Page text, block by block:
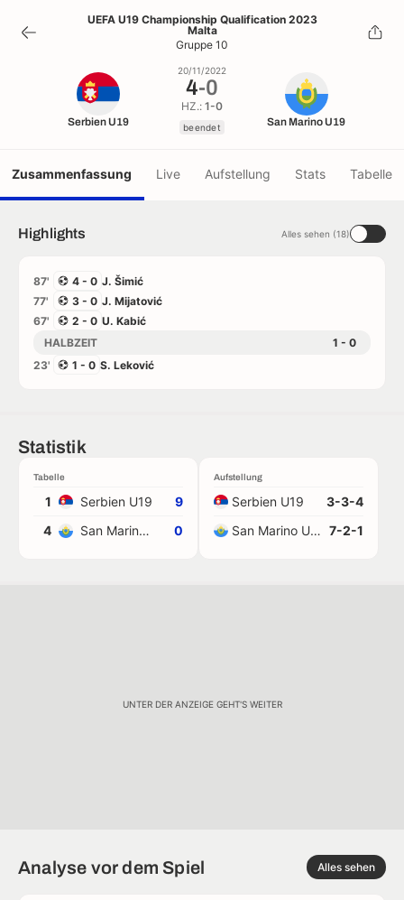
4-0
beendet
UEFA U19 Championship Qualification 2023
Malta
Gruppe 10
Serbien U19
20/11/2022
4-0
HZ.: 1-0
beendet San Marino U19
Zusammenfassung Live Aufstellung Stats Tabelle
Highlights Alles sehen (18)
87' 4 - 0 J. Šimić
77'
3 - 0 J. Mijatović
67'
2 - 0 U. Kabić
HALBZEIT
1 - 0
23'
1 - 0 S. Leković
Statistik
Tabelle
1 Serbien U19
9
4
San Marino U19 0
Aufstellung
Serbien U19
3-3-4
San Marino U19 7-2-1
UNTER DER ANZEIGE GEHT'S WEITER
Analyse vor dem Spiel Alles sehen